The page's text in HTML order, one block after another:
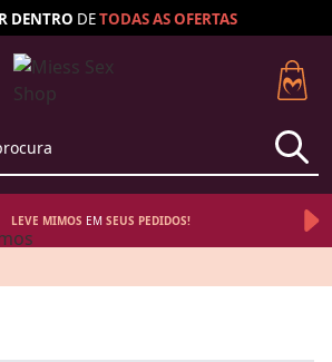
DENTRO DETODAS ASOFERTAS
LEVE MIMOS EM SEUS PEDIDOS!